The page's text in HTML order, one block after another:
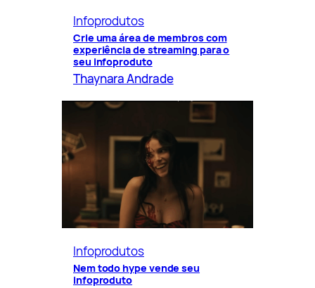
Infoprodutos
Crie uma área de membros com
experiência de streaming para o
seu infoproduto
Thaynara Andrade
Infoprodutos
Nem todo hype vende seu
infoproduto